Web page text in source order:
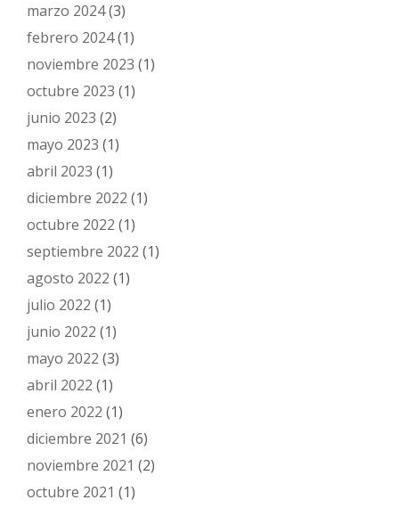
marzo 2024(3)
febrero 2024(1)
noviembre 2023 (1)
octubre 2023 (1)
junio 2023 (2)
mayo 2023 (1)
abril 2023 (1)
diciembre 2022 (1)
octubre 2022 (1)
septiembre 2022 (1)
agosto 2022 (1)
julio 2022 (1)
junio 2022 (1)
mayo 2022 (3)
abril 2022 (1)
enero 2022 (1)
diciembre 2021 (6)
noviembre 2021 (2)
octubre 2021 (1)